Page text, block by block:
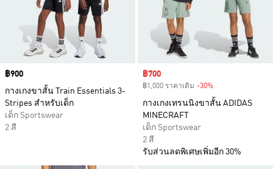
Price
฿900
กางเกงขาสั้น Train Essentials 3-
Stripes สำหรับเด็ก
เด็ก Sportswear
2 สี
Sale price
฿700
฿1,000 ราคาเดิม -30%
กางเกงเทรนนิงขาสั้น ADIDAS
MINECRAFT
เด็ก Sportswear
2 สี
รับส่วนลดพิเศษเพิ่มอีก 30%